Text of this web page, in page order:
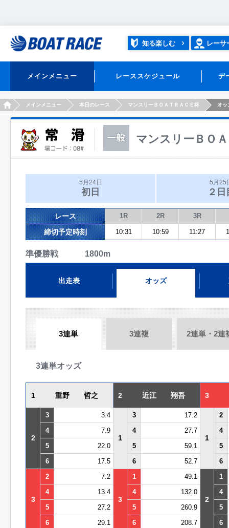
知る楽しむ レーサ
メインメニュー レーススケジュール デ
HOMEメインメニュー 本日のレース マンスリーＢＯＡＴＲＡＣＥ杯 オッ
マンスリーＢＯ
5月24日
初日
5月25
２日
レース 1R 2R 3R
締切予定時刻 10:31 10:59 11:27
準優勝戦 1800m
出走表 オッズ
3連単 3連複 2連単・2連
3連単オッズ
1 重野 哲之 2 近江 翔吾 3
2
3 3.4
1
3 17.2
1
2
4
7.9 4 27.7
4
5
22.0 5 59.1
5
6
17.5 6 52.7 6
3
2 7.2
3
1 49.1
2
1
4
13.4 4 132.0
4
5
27.2 5 260.9
5
6
29.1 6 208.7 6